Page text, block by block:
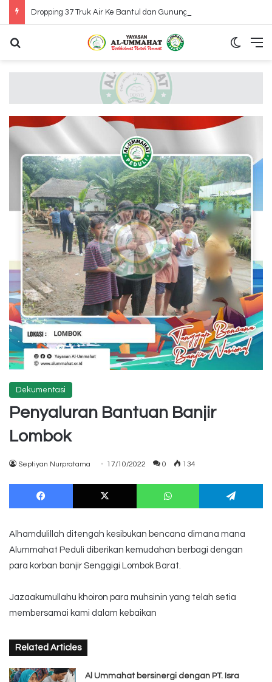
Dropping 37 Truk Air Ke Bantul dan Gunung Kidul Yogyakarta
Dekumentasi
Penyaluran Bantuan Banjir
Lombok
Septiyan Nurpratama 17/10/2022 0 134
Facebook X WhatsApp
Alhamdulillah ditengah kesibukan bencana dimana mana
Alummahat Peduli diberikan kemudahan berbagi dengan
para korban banjir Senggigi Lombok Barat.
Jazaakumullahu khoiron para muhsinin yang telah setia
membersamai kami dalam kebaikan
Related Articles
Al Ummahat bersinergi dengan PT. Isra